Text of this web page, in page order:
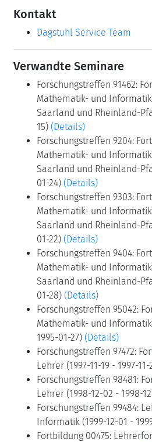
Kontakt
Dagstuhl Service Team
Verwandte Seminare
Forschungstreffen 91462:
Mathematik- und
Saarland und Rheinland-
15) (Details)
Forschungstreffen 9204:
Mathematik- und
Saarland und Rheinland-
01-24) (Details)
Forschungstreffen 9303:
Mathematik- und
Saarland und Rheinland-
01-22) (Details)
Forschungstreffen 9404:
Mathematik- und
Saarland und Rheinland-
01-28) (Details)
Forschungstreffen 95042:
Mathematik- und
1995-01-27) (Details)
Forschungstreffen 97472:
Lehrer (1997-11-19 - 1997-11-
Forschungstreffen 98481:
Lehrer (1998-12-02 - 1998-
Forschungstreffen 99484:
Informatik (1999-12-01 -
Fortbildung 00475: